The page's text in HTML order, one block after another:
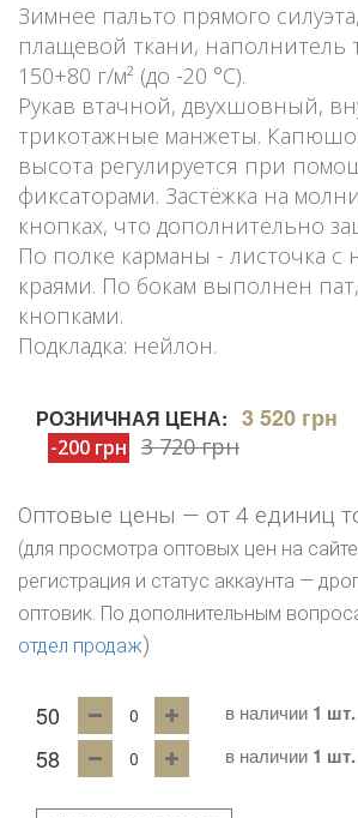
Зимнее пальто прямого
плащевой ткани, наполнитель
150+80 г/м² (до -20 °C).
Рукав втачной, двухшовный,
трикотажные манжеты.
высота регулируется при
фиксаторами. Застёжка на
кнопках, что дополнительно
По полке карманы - листочка с
краями. По бокам выполнен
кнопками.
Подкладка: нейлон.
РОЗНИЧНАЯ ЦЕНА: 3 520 грн
-200 грн 3 720 грн
Оптовые цены — от 4 единиц
(для просмотра оптовых цен на
регистрация и статус аккаунта —
оптовик. По дополнительным
отдел продаж)
50 в наличии 1 шт.
58 в наличии 1 шт.